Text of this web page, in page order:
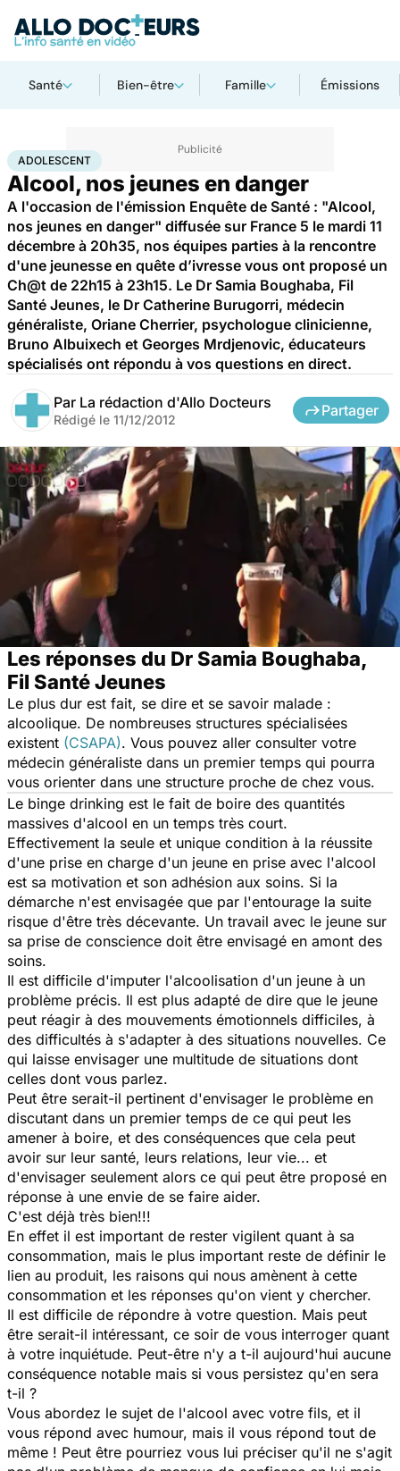
Santé Bien-être Famille Émissions
AccueilSantéAdolescent
ADOLESCENT
Alcool, nos jeunes en danger
A l'occasion de l'émission Enquête de Santé : "Alcool,
nos jeunes en danger" diffusée sur France 5 le mardi 11
décembre à 20h35, nos équipes parties à la rencontre
d'une jeunesse en quête d’ivresse vous ont proposé un
Ch@t de 22h15 à 23h15. Le Dr Samia Boughaba, Fil
Santé Jeunes, le Dr Catherine Burugorri, médecin
généraliste, Oriane Cherrier, psychologue clinicienne,
Bruno Albuixech et Georges Mrdjenovic, éducateurs
spécialisés ont répondu à vos questions en direct.
Par La rédaction d'Allo Docteurs
Rédigé le 11/12/2012
Partager
Les réponses du Dr Samia Boughaba,
Fil Santé Jeunes
Le plus dur est fait, se dire et se savoir malade :
alcoolique. De nombreuses structures spécialisées
existent (CSAPA). Vous pouvez aller consulter votre
médecin généraliste dans un premier temps qui pourra
vous orienter dans une structure proche de chez vous.
Le binge drinking est le fait de boire des quantités
massives d'alcool en un temps très court.
Effectivement la seule et unique condition à la réussite
d'une prise en charge d'un jeune en prise avec l'alcool
est sa motivation et son adhésion aux soins. Si la
démarche n'est envisagée que par l'entourage la suite
risque d'être très décevante. Un travail avec le jeune sur
sa prise de conscience doit être envisagé en amont des
soins.
Il est difficile d'imputer l'alcoolisation d'un jeune à un
problème précis. Il est plus adapté de dire que le jeune
peut réagir à des mouvements émotionnels difficiles, à
des difficultés à s'adapter à des situations nouvelles. Ce
qui laisse envisager une multitude de situations dont
celles dont vous parlez.
Peut être serait-il pertinent d'envisager le problème en
discutant dans un premier temps de ce qui peut les
amener à boire, et des conséquences que cela peut
avoir sur leur santé, leurs relations, leur vie... et
d'envisager seulement alors ce qui peut être proposé en
réponse à une envie de se faire aider.
C'est déjà très bien!!!
En effet il est important de rester vigilent quant à sa
consommation, mais le plus important reste de définir le
lien au produit, les raisons qui nous amènent à cette
consommation et les réponses qu'on vient y chercher.
Il est difficile de répondre à votre question. Mais peut
être serait-il intéressant, ce soir de vous interroger quant
à votre inquiétude. Peut-être n'y a t-il aujourd'hui aucune
conséquence notable mais si vous persistez qu'en sera
t-il ?
Vous abordez le sujet de l'alcool avec votre fils, et il
vous répond avec humour, mais il vous répond tout de
même ! Peut être pourriez vous lui préciser qu'il ne s'agit